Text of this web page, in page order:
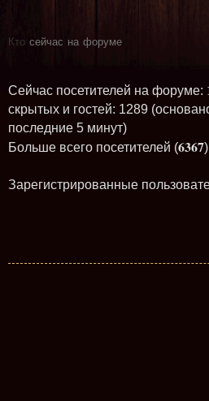
Кто сейчас на форуме
Сейчас посетителей на форуме:
скрытых и гостей: 1289
последние 5 минут)
Больше всего посетителей (6367
Зарегистрированные